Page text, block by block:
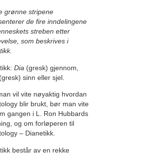
grønne stripene
de fire inndelingene
streben etter
som beskrives i
Dia (gresk) gjennom,
(gresk) sinn eller sjel.
vil vite nøyaktig hvordan
blir brukt, bør man vite
gangen i L. Ron Hubbards
og om forløperen til
– Dianetikk.
består av en rekke